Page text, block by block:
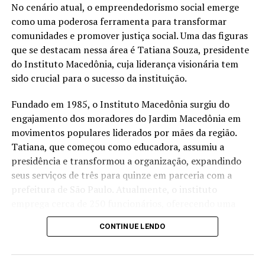
TÓPICOS RELACIONADOS
A SEGUIR
Como integrar-se culturalmente ao emigrar para
Portugal
NÃO PERCA
ERP Summit 2024 confirma participação da startup
São José dos Pinhais (PR) após a implantação de um
sistema de reuso na oficina. A iniciativa utiliza uma
estação própria de tratamento de efluentes para tratar
a água utilizada nos processos operacionais e reutilizá-la
na lavagem de veículos, reduzindo o consumo de
recursos naturais.
“Quando falamos em sustentabilidade, precisamos falar
sobre ações práticas e resultados concretos. O reuso da
água mostra que é possível unir eficiência operacional,
preservação ambiental e responsabilidade com as
comunidades onde estamos inseridos. Nosso cuidado
também envolve os uniformes das oficinas, desde
2006, eles são enviados para uma lavanderia industrial
mecânica”, destaca Anderson Acassio Martins,
coordenador Administrativo da Savana.
No cenário atual, o empreendedorismo social emerge
como uma poderosa ferramenta para transformar
comunidades e promover justiça social. Uma das figuras
que se destacam nessa área é Tatiana Souza, presidente
do Instituto Macedônia, cuja liderança visionária tem
sido crucial para o sucesso da instituição.
Fundado em 1985, o Instituto Macedônia surgiu do
engajamento dos moradores do Jardim Macedônia em
movimentos populares liderados por mães da região.
Tatiana, que começou como educadora, assumiu a
presidência e transformou a organização, expandindo
seus serviços de três para quinze em parceria com a
prefeitura de São Paulo. Atualmente, o instituto
ampla gama de serviços que atendem crianças,
mulheres, idosos e promovem o empreendedorismo e a
CONTINUE LENDO